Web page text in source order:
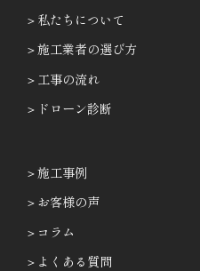
私たちについて
施工業者の選び方
工事の流れ
ドローン診断
施工事例
お客様の声
コラム
よくある質問